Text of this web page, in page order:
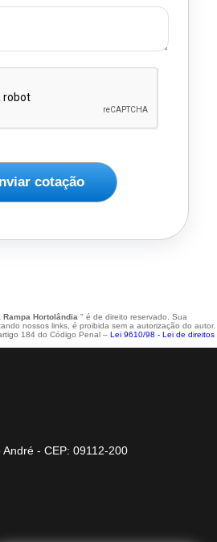
cotação
Hortolândia " é de direito reservado. Sua
nossos links, é proibida sem a autorização do autor.
184 do Código Penal – Lei 9610/98 - Lei de direitos
- CEP: 09112-200